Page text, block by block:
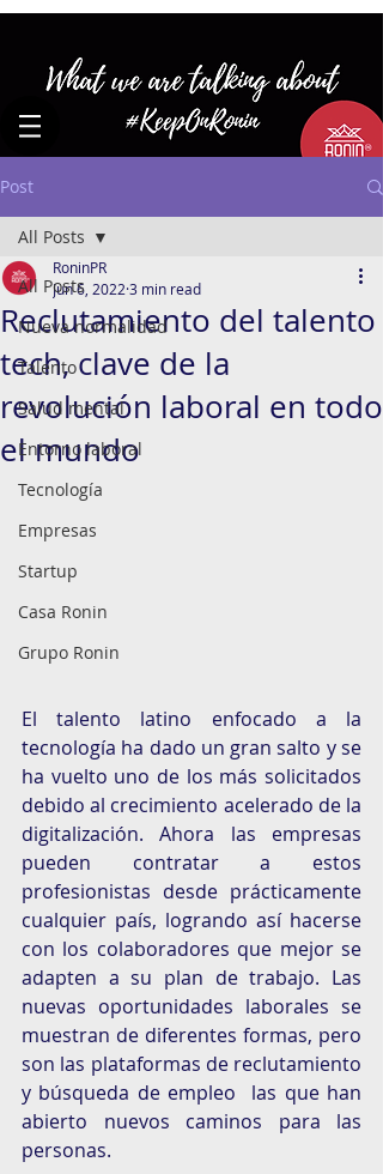
Post
All Posts
Nueva normalidad
Talento
Salud mental
Entorno laboral
Tecnología
Empresas
Startup
Casa Ronin
Grupo Ronin
All Posts
Reclutamiento del talento
tech, clave de la
revolución laboral en todo
el mundo
RoninPR
Jun 6, 2022 3 min read
El talento latino enfocado a la
tecnología ha dado un gran salto y se
ha vuelto uno de los más solicitados
debido al crecimiento acelerado de la
digitalización. Ahora las empresas
pueden contratar a estos
profesionistas desde prácticamente
cualquier país, logrando así hacerse
con los colaboradores que mejor se
adapten a su plan de trabajo. Las
nuevas oportunidades laborales se
muestran de diferentes formas, pero
son las plataformas de reclutamiento
y búsqueda de empleo  las que han
abierto nuevos caminos para las
personas.